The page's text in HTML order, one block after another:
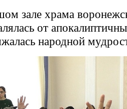
зале храма
от
народной